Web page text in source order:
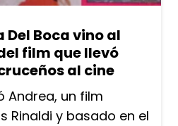
Boca vino al
film que llevó
al cine
Andrea, un film
Rinaldi y basado en el